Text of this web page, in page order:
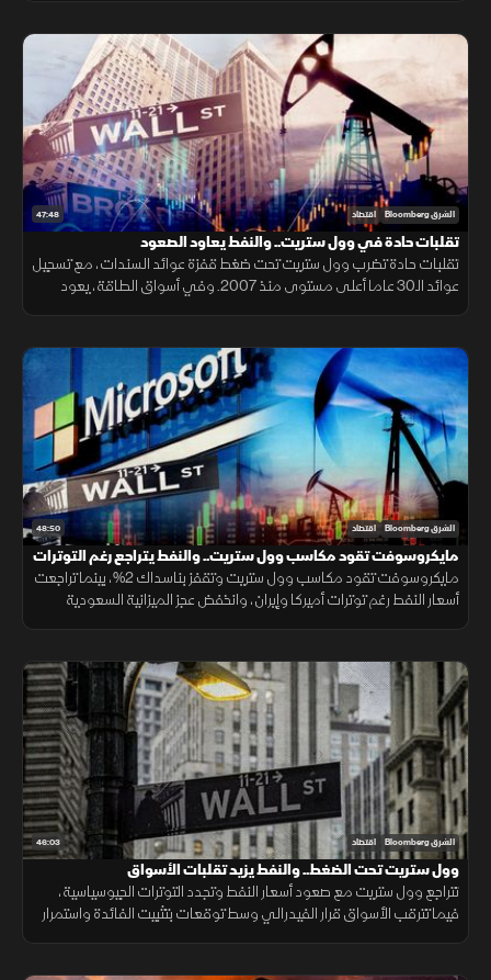
47:48 الشرق Bloomberg اقتصاد
تقلبات حادة في وول ستريت.. والنفط يعاود الصعود
تقلبات حادة تضرب وول ستريت تحت ضغط قفزة عوائد السندات، مع تسجيل
عوائد الـ30 عاما أعلى مستوى منذ 2007. وفي أسواق الطاقة، يعود
48:50 الشرق Bloomberg اقتصاد
مايكروسوفت تقود مكاسب وول ستريت.. والنفط يتراجع رغم التوترات
مايكروسوفت تقود مكاسب وول ستريت وتقفز بناسداك 2%، بينما تراجعت
أسعار النفط رغم توترات أميركا وإيران، وانخفض عجز الميزانية السعودية
46:03 الشرق Bloomberg اقتصاد
وول ستريت تحت الضغط.. والنفط يزيد تقلبات الأسواق
تتراجع وول ستريت مع صعود أسعار النفط وتجدد التوترات الجيوسياسية،
فيما تترقب الأسواق قرار الفيدرالي وسط توقعات بتثبيت الفائدة واستمرار